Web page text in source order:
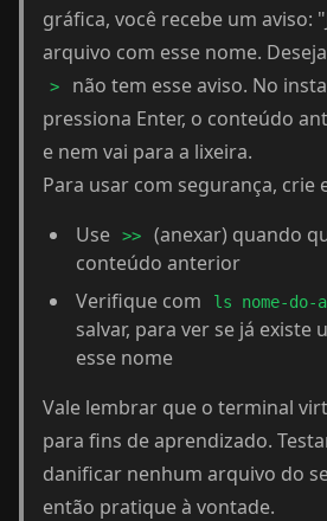
gráfica, você recebe um aviso:
arquivo com esse nome.
>
não tem esse aviso. No
pressiona Enter, o conteúdo
e nem vai para a lixeira.
Para usar com segurança, crie
Use
>>
(anexar) quando
conteúdo anterior
Verifique com
ls nome-do-
salvar, para ver se já existe
esse nome
Vale lembrar que o terminal
para fins de aprendizado.
danificar nenhum arquivo do
então pratique à vontade.